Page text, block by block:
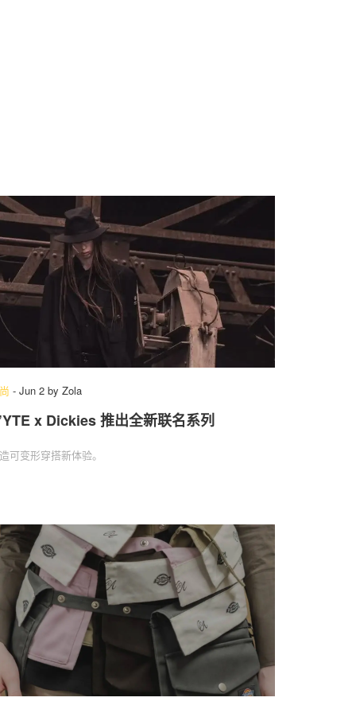
- Jun 2 by Zola
x Dickies 推出全新联名系列
可变形穿搭新体验。